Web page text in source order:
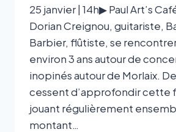
25 janvier | 14h▶ Paul Art’s
Dorian Creignou, guitariste,
Barbier, flûtiste, se
environ 3 ans autour de
inopinés autour de Morlaix.
cessent d’approfondir cette
jouant régulièrement
montant…